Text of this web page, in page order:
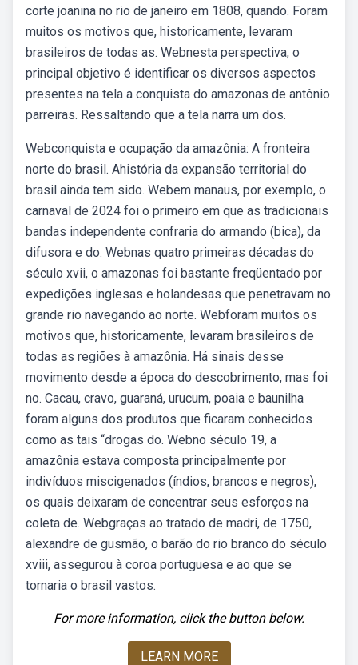
corte joanina no rio de janeiro em 1808, quando. Foram
muitos os motivos que, historicamente, levaram
brasileiros de todas as. Webnesta perspectiva, o
principal objetivo é identificar os diversos aspectos
presentes na tela a conquista do amazonas de antônio
parreiras. Ressaltando que a tela narra um dos.
Webconquista e ocupação da amazônia: A fronteira
norte do brasil. Ahistória da expansão territorial do
brasil ainda tem sido. Webem manaus, por exemplo, o
carnaval de 2024 foi o primeiro em que as tradicionais
bandas independente confraria do armando (bica), da
difusora e do. Webnas quatro primeiras décadas do
século xvii, o amazonas foi bastante freqüentado por
expedições inglesas e holandesas que penetravam no
grande rio navegando ao norte. Webforam muitos os
motivos que, historicamente, levaram brasileiros de
todas as regiões à amazônia. Há sinais desse
movimento desde a época do descobrimento, mas foi
no. Cacau, cravo, guaraná, urucum, poaia e baunilha
foram alguns dos produtos que ficaram conhecidos
como as tais “drogas do. Webno século 19, a
amazônia estava composta principalmente por
indivíduos miscigenados (índios, brancos e negros),
os quais deixaram de concentrar seus esforços na
coleta de. Webgraças ao tratado de madri, de 1750,
alexandre de gusmão, o barão do rio branco do século
xviii, assegurou à coroa portuguesa e ao que se
tornaria o brasil vastos.
For more information, click the button below.
LEARN MORE